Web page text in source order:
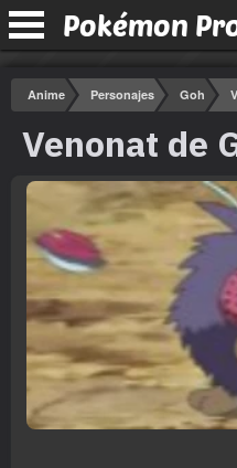
Pokémon
Anime Personajes Goh
Venonat de